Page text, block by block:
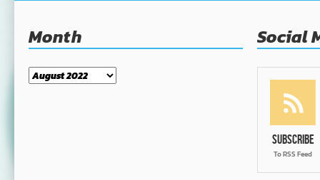
Month
Month
Social
Subscribe
To RSS Feed